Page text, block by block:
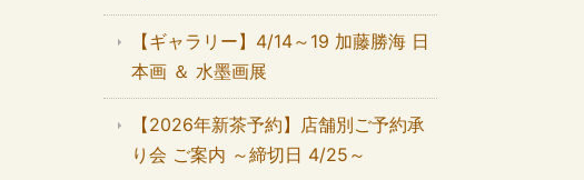
【ギャラリー】4/14～19 加藤勝海 日
本画 ＆ 水墨画展
【2026年新茶予約】店舗別ご予約承
り会 ご案内 ～締切日 4/25～